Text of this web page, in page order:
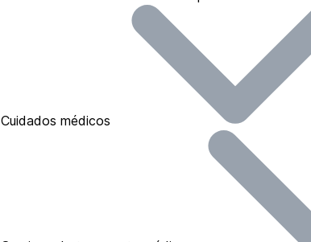
Cuidados médicos